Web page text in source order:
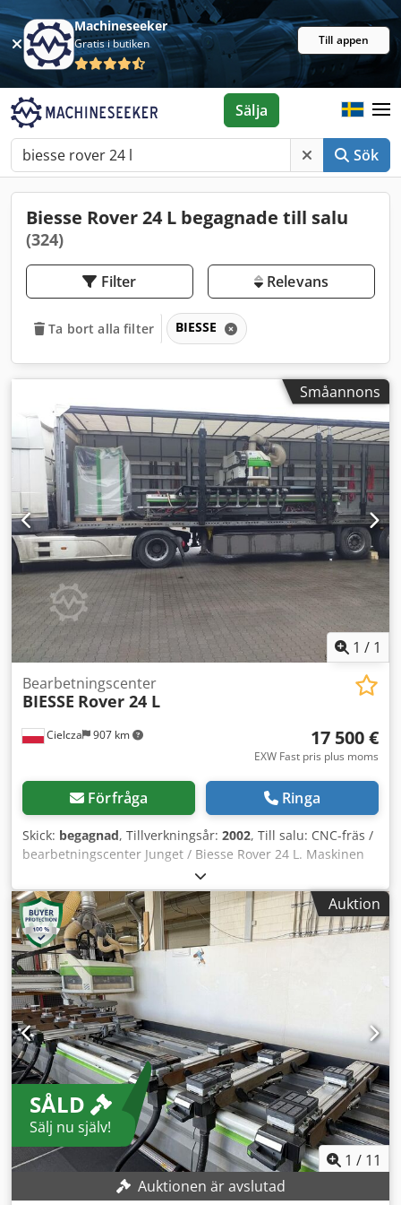
Machineseeker
Gratis i butiken Till appen
Sök
Sälja
Biesse Rover 24 L begagnade till salu
(324)
Filter Relevans
Ta bort alla filter BIESSE
Småannons
1 / 1
Cielcza 907 km
Bearbetningscenter
BIESSE Rover 24 L
17 500 €
EXW Fast pris plus moms
Förfråga Ringa
Skick: begagnad, Tillverkningsår: 2002, Till salu: CNC-fräs /
bearbetningscenter Junget / Biesse Rover 24 L. Maskinen
är avsedd för professionell bearbetning av möbelskivor,
trädetaljer, plastmaterial samt produktionskomponenter.
Den passar utmärkt för snickerier, möbelfabriker,
tillverkare av kök, fronter, konstruktionsskivor, PEHD-delar
och andra komponenter som kräver precisionsfräsning och
borrning. Biesse Rover 24 L är ett robust CNC-
bearbetningscenter utrustat med vakuumbord, automatisk
verktygsväxling samt en uppsättning borrspindlar.
Maskinen möjliggör snabb och repeterbar fräsning,
vertikal och horisontell borrning samt sågning av spår och
snitt. Tekniska data: Modell: Junget / Biesse Rover 24 L Typ:
CNC-fräs / CNC-bearbetningscenter Maskinens mått: ca 5,8
× 2,45 × 2,5 m Arbetsbord: vakuum / undertryck X-axelns
rörelse: 4500 mm Y-axelns rörelse: 1300 mm Dksdpozf E E
Hofx Agvsr Z-axelns rörelse: 180 mm Vakuumpump: 120
m³/h Styrning: NC1000 Operativsystem: Windows XP
Automatisk verktygsväxling: ja Vertikala borrspindlar: 7 st
Horisontella borrspindlar: 8 st Cirkelsåg: för spårning och
Auktion
SÅLD
Sälj nu själv!
1 / 11
Auktionen är avslutad